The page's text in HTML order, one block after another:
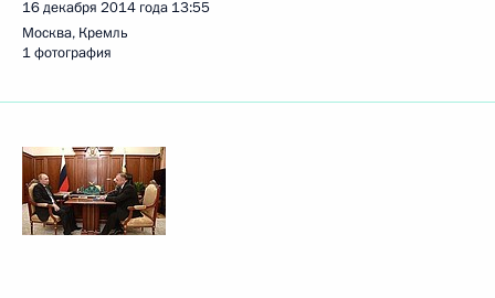
16 декабря 2014 года 13:55
Москва, Кремль
1 фотография